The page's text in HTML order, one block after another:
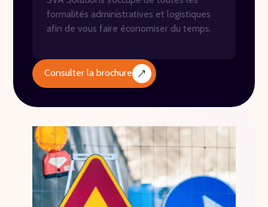
formalités administratives et logistiques
afin de vous faire économiser du temps.
Consulter la brochure